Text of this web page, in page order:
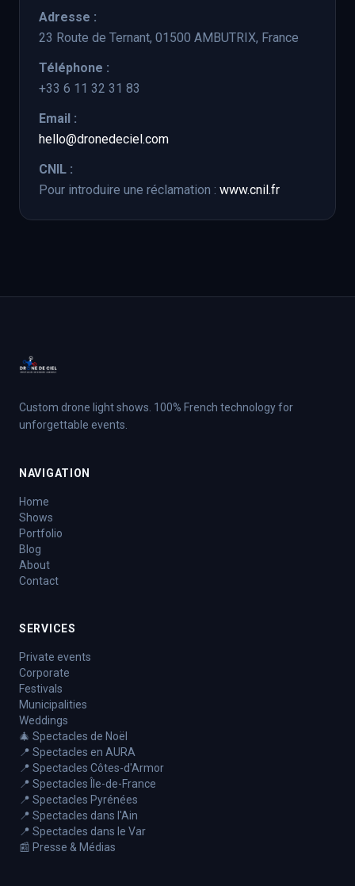
Adresse :
23 Route de Ternant, 01500 AMBUTRIX, France
Téléphone :
+33 6 11 32 31 83
Email :
hello@dronedeciel.com
CNIL :
Pour introduire une réclamation : www.cnil.fr
Custom drone light shows. 100% French technology for
unforgettable events.
NAVIGATION
Home
Shows
Portfolio
Blog
About
Contact
SERVICES
Private events
Corporate
Festivals
Municipalities
Weddings
🎄 Spectacles de Noël
📍 Spectacles en AURA
📍 Spectacles Côtes-d'Armor
📍 Spectacles Île-de-France
📍 Spectacles Pyrénées
📍 Spectacles dans l'Ain
📍 Spectacles dans le Var
📰 Presse & Médias